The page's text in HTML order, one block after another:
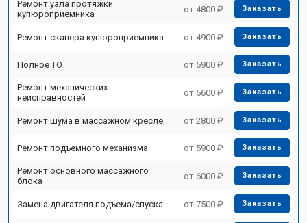
Ремонт узла протяжки
купюроприемника
от 4800 ₽ Заказать
Ремонт сканера купюроприемника от 4900 ₽ Заказать
Полное ТО от 5900 ₽ Заказать
Ремонт механических
неисправностей
от 5600 ₽ Заказать
Ремонт шума в массажном кресле от 2800 ₽ Заказать
Ремонт подъемного механизма от 5900 ₽ Заказать
Ремонт основного массажного
блока
от 6000 ₽ Заказать
Замена двигателя подъема/спуска от 7500 ₽ Заказать